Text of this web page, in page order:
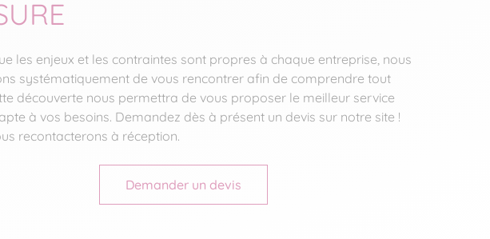
les enjeux et les contraintes sont propres à chaque entreprise, nous
systématiquement de vous rencontrer afin de comprendre tout
découverte nous permettra de vous proposer le meilleur service
à vos besoins. Demandez dès à présent un devis sur notre site !
recontacterons à réception.
Demander un devis